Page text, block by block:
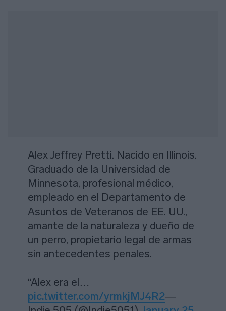
Alex Jeffrey Pretti. Nacido en Illinois.
Graduado de la Universidad de
Minnesota, profesional médico,
empleado en el Departamento de
Asuntos de Veteranos de EE. UU.,
amante de la naturaleza y dueño de
un perro, propietario legal de armas
sin antecedentes penales.
“Alex era el…
pic.twitter.com/yrmkjMJ4R2—